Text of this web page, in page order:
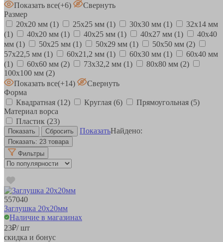
Показать все(+6)
Свернуть
Размер
20х20 мм (1) 25х25 мм (1) 30х30 мм (1)
32х14 мм
(1)
40х20 мм (1) 40х25 мм (1) 40х27 мм (1)
40х40
мм (1) 50х25 мм (1) 50х29 мм (1) 50х50 мм (2)
57х22,5 мм (1) 60х21,2 мм (1) 60х30 мм (1)
60х40 мм
(1)
60х60 мм (2) 73х32,2 мм (1) 80х80 мм (2)
100х100 мм (2)
Показать все(+14)
Свернуть
Форма
Квадратная (12) Круглая (6) Прямоугольная (5)
Материал ворса
Пластик (23)
ПоказатьНайдено:
Показать: 23 товара
Фильтры
557040
Заглушка 20х20мм
Наличие в магазинах
23₽/ шт
скидка и бонус